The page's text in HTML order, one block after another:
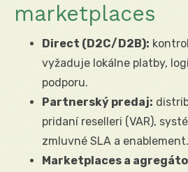
marketplaces
Direct (D2C/D2B):
vyžaduje lokálne platby,
podporu.
Partnerský predaj:
pridaní reselleri (VAR),
zmluvné SLA a enablement.
Marketplaces a